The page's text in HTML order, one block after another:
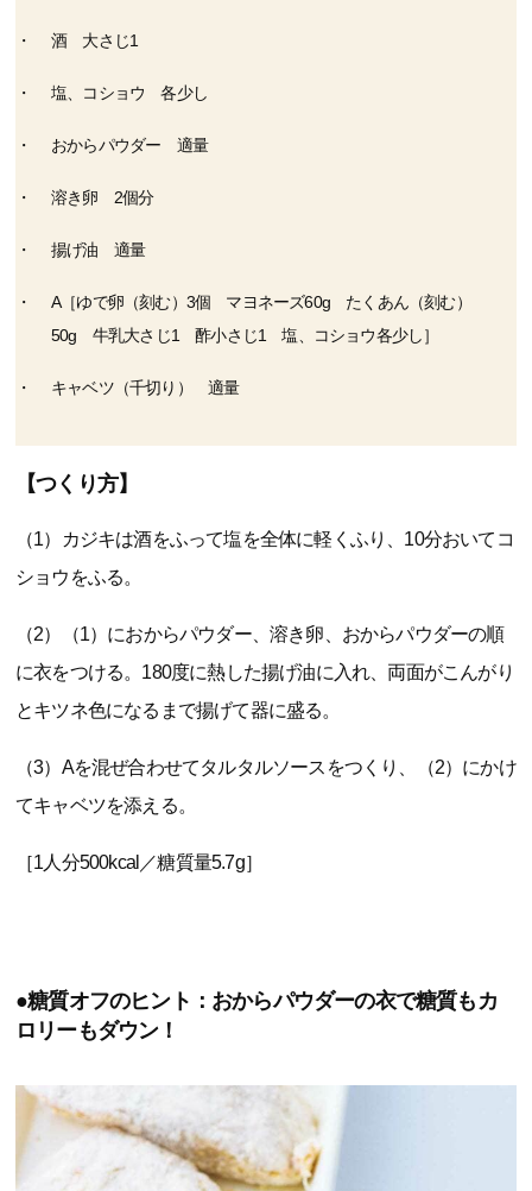
酒 大さじ1
塩、コショウ 各少し
おからパウダー 適量
溶き卵 2個分
揚げ油 適量
A［ゆで卵（刻む）3個 マヨネーズ60g たくあん（刻む）
50g 牛乳大さじ1 酢小さじ1 塩、コショウ各少し］
キャベツ（千切り） 適量
【つくり方】
（1）カジキは酒をふって塩を全体に軽くふり、10分おいてコ
ショウをふる。
（2）（1）におからパウダー、溶き卵、おからパウダーの順
に衣をつける。180度に熱した揚げ油に入れ、両面がこんがり
とキツネ色になるまで揚げて器に盛る。
（3）Aを混ぜ合わせてタルタルソースをつくり、（2）にかけ
てキャベツを添える。
［1人分500kcal／糖質量5.7g］
●糖質オフのヒント：おからパウダーの衣で糖質もカ
ロリーもダウン！